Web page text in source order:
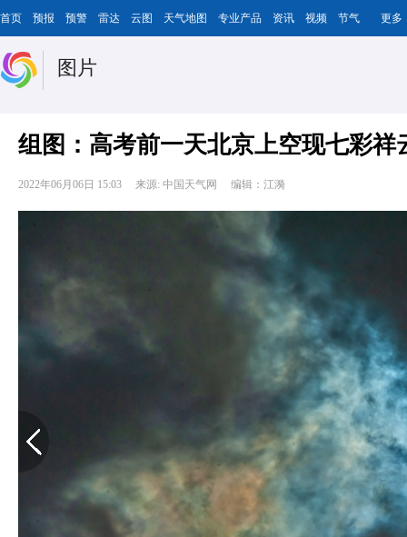
首页 预报 预警 雷达 云图 天气地图 专业产品 资讯 视频 节气 更多
图片
组图：高考前一天北京上空现七彩祥
2022年06月06日 15:03 来源: 中国天气网 编辑：江漪